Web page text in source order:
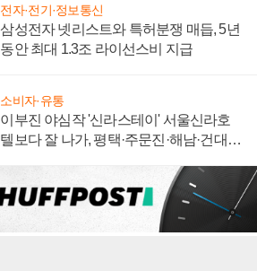
전자·전기·정보통신
삼성전자 넷리스트와 특허분쟁 매듭, 5년
동안 최대 1.3조 라이선스비 지급
소비자·유통
이부진 야심작 '신라스테이' 서울신라호
텔보다 잘 나가, 평택·주문진·해남·건대로